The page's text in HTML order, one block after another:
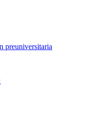
preuniversitaria